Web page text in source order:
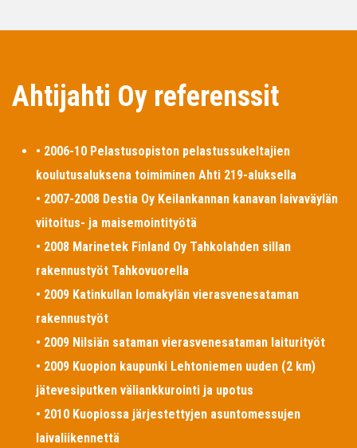
Ahtijahti Oy referenssit
• 2006-10 Pelastusopiston pelastussukeltajien
koulutusaluksena toimiminen Ahti 219-aluksella
• 2007-2008 Destia Oy Keilankannan kanavan laivaväylän
viitoitus- ja maisemointityötä
• 2008 Marinetek Finland Oy Tahkolahden sillan
rakennustyöt Tahkovuorella
• 2009 Katinkullan lomakylän vierasvenesataman
rakennustyöt
• 2009 Nilsiän sataman vierasvenesataman laiturityöt
• 2009 Kuopion kaupunki Lehtoniemen uuden (2 km)
jätevesiputken väliankkurointi ja upotus
• 2010 Kuopiossa järjestettyjen asuntomessujen
laivaliikennettä